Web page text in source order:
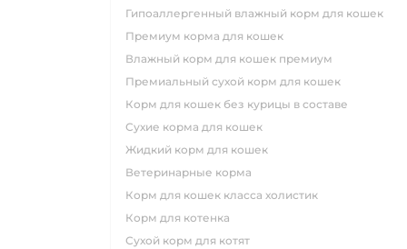
гипоаллергенный влажный корм для кошек
премиум корма для кошек
влажный корм для кошек премиум
премиальный сухой корм для кошек
корм для кошек без курицы в составе
сухие корма для кошек
жидкий корм для кошек
ветеринарные корма
корм для кошек класса холистик
корм для котенка
сухой корм для котят